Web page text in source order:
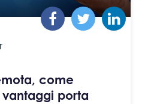
come
porta